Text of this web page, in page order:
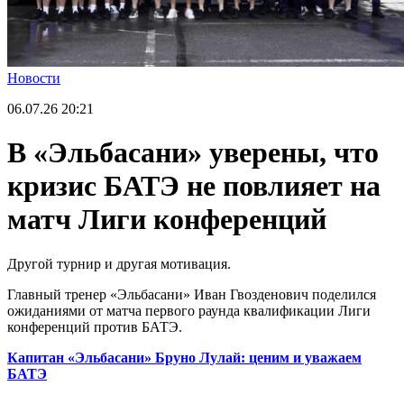
Новости
06.07.26 20:21
В «Эльбасани» уверены, что
кризис БАТЭ не повлияет на
матч Лиги конференций
Другой турнир и другая мотивация.
Главный тренер «Эльбасани» Иван Гвозденович поделился
ожиданиями от матча первого раунда квалификации Лиги
конференций против БАТЭ.
Капитан «Эльбасани» Бруно Лулай: ценим и уважаем
БАТЭ